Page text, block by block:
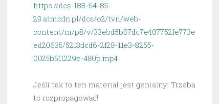
https://dcs-188-64-85-
29.atmcdn.pl/dcs/o2/tvn/web-
content/m/p8/v/33ebd5b07dc7e407752fe773e
ed20635/5213dcd6-2f28-11e3-8255-
0025b511229e-480p.mp4
Jeśli tak to ten materiał jest genialny! Trzeba
to rozpropagować!